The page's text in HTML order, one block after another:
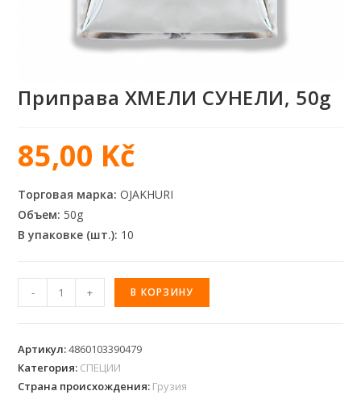
Приправа ХМЕЛИ СУНЕЛИ, 50g
85,00 Kč
Торговая марка: OJAKHURI
Объем: 50g
В упаковке (шт.): 10
- + В КОРЗИНУ
Артикул:4860103390479
Категория: СПЕЦИИ
Страна происхождения: Грузия